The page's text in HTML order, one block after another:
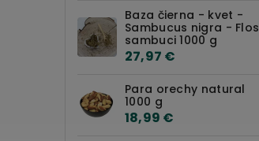
Baza čierna - kvet -
Sambucus nigra - Flos
sambuci 1000 g
27,97 €
Para orechy natural
1000 g
18,99 €
Bezlepková raňajková kaša s
pohánkou, jáhlami a sušeným
ovocím je ideálna pre zdravé a
rýchle raňajky. Bez pridaných...